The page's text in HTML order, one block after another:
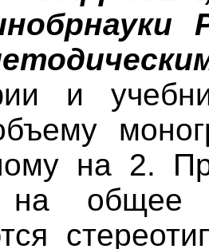
и
на 2.
на общее